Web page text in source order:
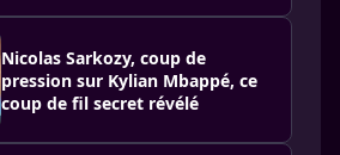
Nicolas Sarkozy, coup de
pression sur Kylian Mbappé, ce
coup de fil secret révélé